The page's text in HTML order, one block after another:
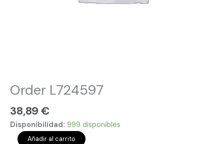
Order L724597
38,89 €
Disponibilidad: 999 disponibles
Añadir al carrito